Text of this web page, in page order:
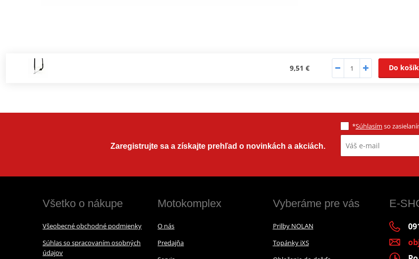
9,51 € Do
Zaregistrujte sa a získajte prehľad o novinkách a akciách.
*Súhlasím so
Všetko o nákupe
Všeobecné obchodné podmienky
Súhlas so spracovaním osobných
údajov
Motokomplex
O nás
Predajňa
Vyberáme pre vás
Prilby NOLAN
Topánky iXS
E-